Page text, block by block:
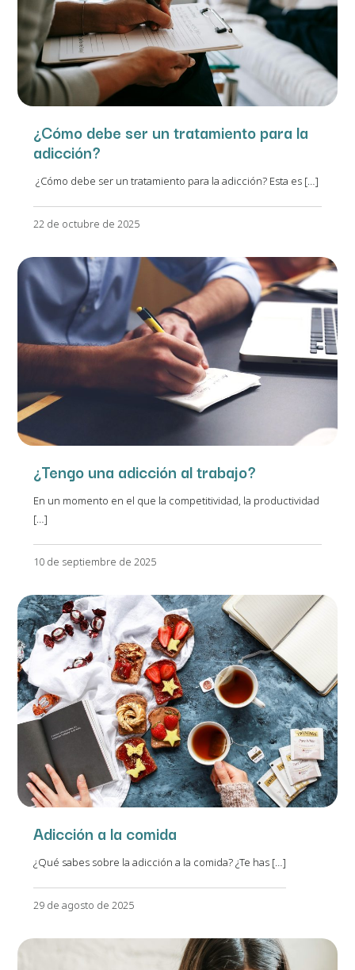
¿Cómo debe ser un tratamiento para la
adicción?
¿Cómo debe ser un tratamiento para la adicción? Esta es […]
22 de octubre de 2025
¿Tengo una adicción al trabajo?
En un momento en el que la competitividad, la productividad
[…]
10 de septiembre de 2025
Adicción a la comida
¿Qué sabes sobre la adicción a la comida? ¿Te has […]
29 de agosto de 2025